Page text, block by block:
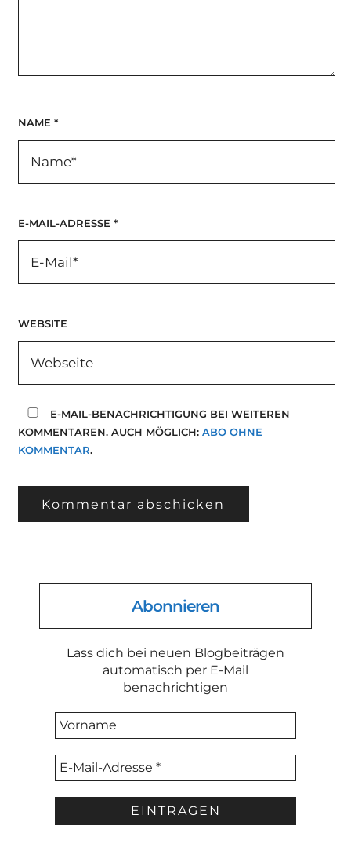
NAME *
E-MAIL-ADRESSE *
WEBSITE
E-MAIL-BENACHRICHTIGUNG BEI WEITEREN
KOMMENTAREN. AUCH MÖGLICH: ABO OHNE
KOMMENTAR.
Abonnieren
Lass dich bei neuen Blogbeiträgen
automatisch per E-Mail
benachrichtigen